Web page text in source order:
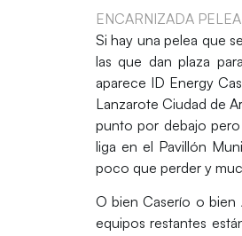
ENCARNIZADA
Si hay una pelea que
las que dan plaza
aparece ID Energy
Lanzarote Ciudad de
punto por debajo
liga en el Pavillón
poco que perder y
O bienCaserío o bien
equipos restantes